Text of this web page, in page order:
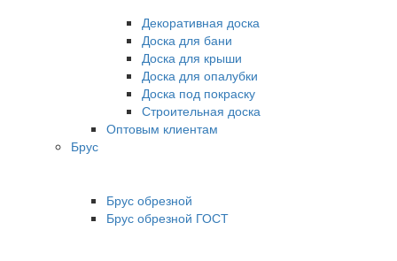
Декоративная доска
Доска для бани
Доска для крыши
Доска для опалубки
Доска под покраску
Строительная доска
Оптовым клиентам
Брус
Брус обрезной
Брус обрезной ГОСТ